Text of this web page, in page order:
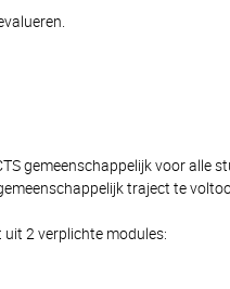
gemeenschappelijk voor alle
traject te
2 verplichte modules: